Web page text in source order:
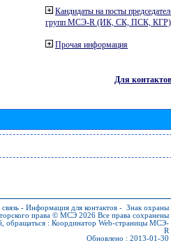
Кандидаты на посты
групп МСЭ-R (ИК, СК, ПСК, КГР)
Прочая информация
Для контактов
- Информация для контактов - Знак охраны
права © МСЭ 2026 Все права сохранены
обращаться : Координатор Web-страницы МСЭ-
R
Обновлено : 2013-01-30